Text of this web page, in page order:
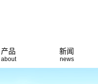
产品
about
稻香园丁系列
新闻
news
行业新闻